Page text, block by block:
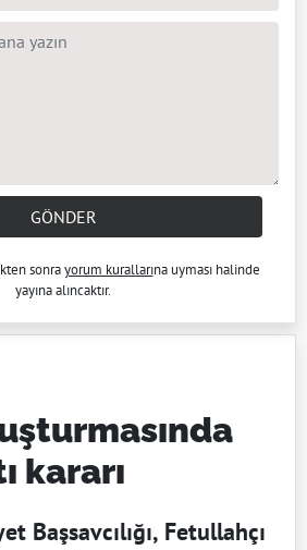
GÖNDER
sonrayorum kurallarına uyması halinde
yayına alıncaktır.
kararı
Başsavcılığı, Fetullahçı